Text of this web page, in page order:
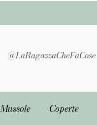
@LaRagazzaCheFaCose
Mussole Coperte